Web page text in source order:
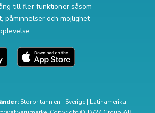
till fler funktioner såsom
påminnelser och möjlighet
Storbritannien | Sverige| Latinamerika